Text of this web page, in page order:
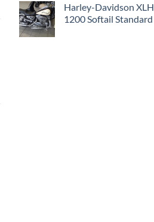
Harley-Davidson XLH
1200 Softail Standard